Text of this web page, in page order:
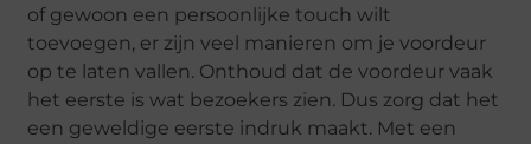
of gewoon een persoonlijke touch wilt
toevoegen, er zijn veel manieren om je voordeur
op te laten vallen. Onthoud dat de voordeur vaak
het eerste is wat bezoekers zien. Dus zorg dat het
een geweldige eerste indruk maakt. Met een